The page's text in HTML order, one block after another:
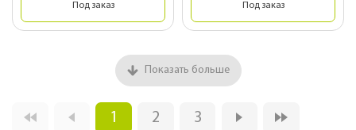
Под заказ Под заказ
Показать больше
1 2 3